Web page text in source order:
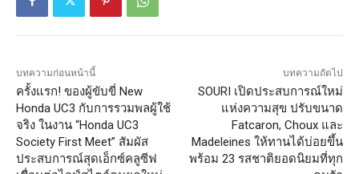
บทความก่อนหน้านี้
ครั้งแรก! ของผู้ขับขี่ New
Honda UC3 กับการรวมพลผู้ใช้
จริง ในงาน “Honda UC3
Society First Meet” สัมผัส
ประสบการณ์สุดเอ็กซ์คลูซีฟ
บทความถัดไป
SOURI เปิดประสบการณ์ใหม่
แห่งความสุข ปรับขนาด
Fatcaron, Choux และ
Madeleines ให้ทานได้บ่อยขึ้น
พร้อม 23 รสชาติยอดนิยมที่ทุก